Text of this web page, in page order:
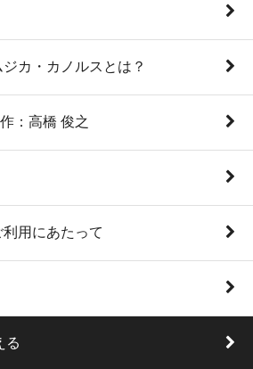
カ・カノルスとは？
：高橋 俊之
用にあたって
る